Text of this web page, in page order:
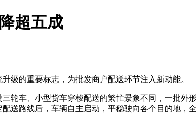
超五成
级的重要标志，为批发商户配送环节注入新动能。
轮车、小型货车穿梭配送的繁忙景象不同，一批外
送路线后，车辆自主启动，平稳驶向各个目的地，